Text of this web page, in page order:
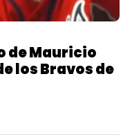
de Mauricio
los Bravos de